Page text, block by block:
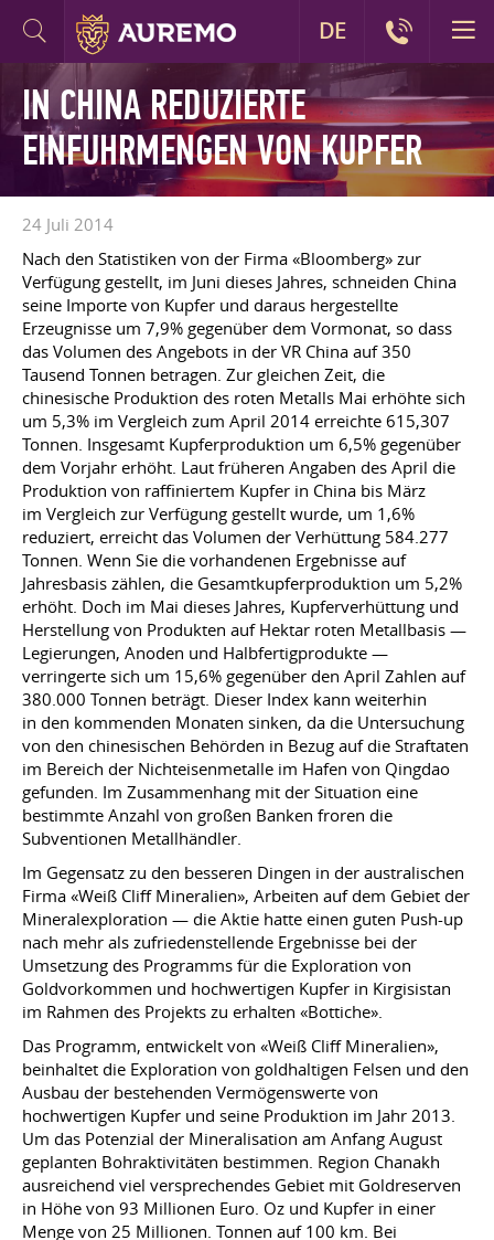
IN CHINA REDUZIERTE
EINFUHRMENGEN VON KUPFER
24 Juli 2014
Nach den Statistiken von der Firma «Bloomberg» zur
Verfügung gestellt, im Juni dieses Jahres, schneiden China
seine Importe von Kupfer und daraus hergestellte
Erzeugnisse um 7,9% gegenüber dem Vormonat, so dass
das Volumen des Angebots in der VR China auf 350
Tausend Tonnen betragen. Zur gleichen Zeit, die
chinesische Produktion des roten Metalls Mai erhöhte sich
um 5,3% im Vergleich zum April 2014 erreichte 615,307
Tonnen. Insgesamt Kupferproduktion um 6,5% gegenüber
dem Vorjahr erhöht. Laut früheren Angaben des April die
Produktion von raffiniertem Kupfer in China bis März
im Vergleich zur Verfügung gestellt wurde, um 1,6%
reduziert, erreicht das Volumen der Verhüttung 584.277
Tonnen. Wenn Sie die vorhandenen Ergebnisse auf
Jahresbasis zählen, die Gesamtkupferproduktion um 5,2%
erhöht. Doch im Mai dieses Jahres, Kupferverhüttung und
Herstellung von Produkten auf Hektar roten Metallbasis —
Legierungen, Anoden und Halbfertigprodukte —
verringerte sich um 15,6% gegenüber den April Zahlen auf
380.000 Tonnen beträgt. Dieser Index kann weiterhin
in den kommenden Monaten sinken, da die Untersuchung
von den chinesischen Behörden in Bezug auf die Straftaten
im Bereich der Nichteisenmetalle im Hafen von Qingdao
gefunden. Im Zusammenhang mit der Situation eine
bestimmte Anzahl von großen Banken froren die
Subventionen Metallhändler.
Im Gegensatz zu den besseren Dingen in der australischen
Firma «Weiß Cliff Mineralien», Arbeiten auf dem Gebiet der
Mineralexploration — die Aktie hatte einen guten Push-up
nach mehr als zufriedenstellende Ergebnisse bei der
Umsetzung des Programms für die Exploration von
Goldvorkommen und hochwertigen Kupfer in Kirgisistan
im Rahmen des Projekts zu erhalten «Bottiche».
Das Programm, entwickelt von «Weiß Cliff Mineralien»,
beinhaltet die Exploration von goldhaltigen Felsen und den
Ausbau der bestehenden Vermögenswerte von
hochwertigen Kupfer und seine Produktion im Jahr 2013.
Um das Potenzial der Mineralisation am Anfang August
geplanten Bohraktivitäten bestimmen. Region Chanakh
ausreichend viel versprechendes Gebiet mit Goldreserven
in Höhe von 93 Millionen Euro. Oz und Kupfer in einer
Menge von 25 Millionen. Tonnen auf 100 km. Bei
DE